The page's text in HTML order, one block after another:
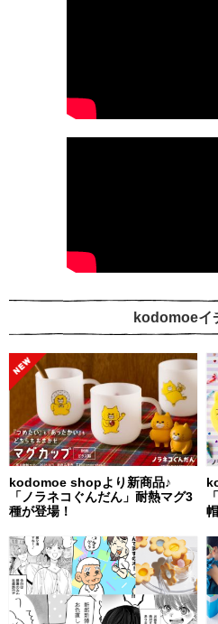
kodomoeイ
kodomoe shopより新商品♪
「ノラネコぐんだん」耐熱マグ3
種が登場！